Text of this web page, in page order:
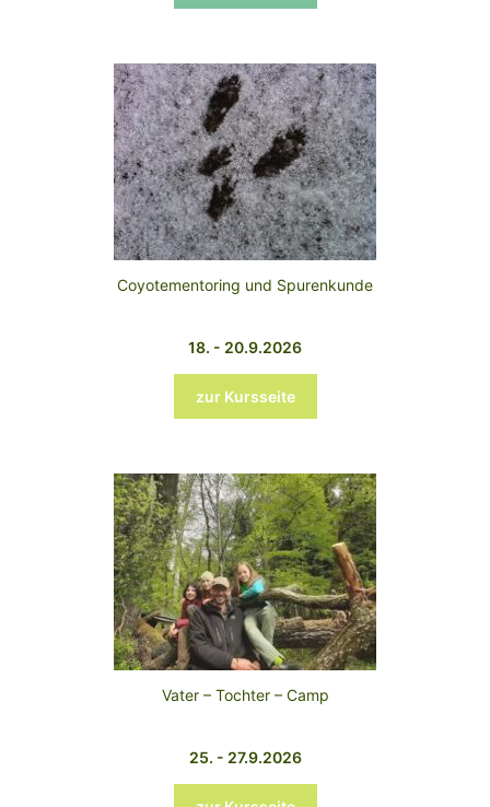
Coyotementoring und Spurenkunde
18. - 20.9.2026
zur Kursseite
Vater – Tochter – Camp
25. - 27.9.2026